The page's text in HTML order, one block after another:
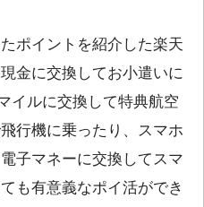
ポイントを紹介した楽天
金に交換してお小遣いに
イルに交換して特典航空
行機に乗ったり、スマホ
子マネーに交換してスマ
も有意義なポイ活ができ